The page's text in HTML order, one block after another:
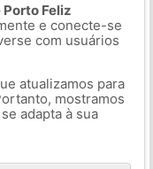
Feliz
e conecte-se
com usuários
atualizamos para
mostramos
adapta à sua